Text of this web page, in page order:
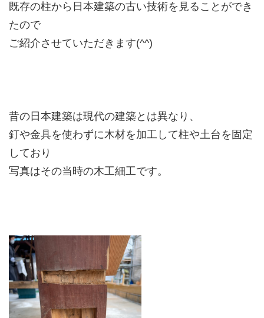
既存の柱から日本建築の古い技術を見ることができ
たので
ご紹介させていただきます(^^)
昔の日本建築は現代の建築とは異なり、
釘や金具を使わずに木材を加工して柱や土台を固定
しており
写真はその当時の木工細工です。